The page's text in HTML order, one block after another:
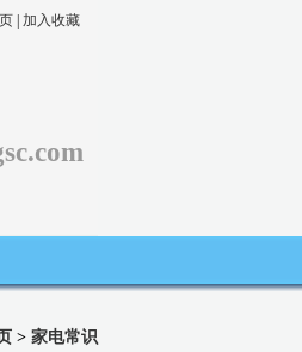
加入收藏
> 家电常识